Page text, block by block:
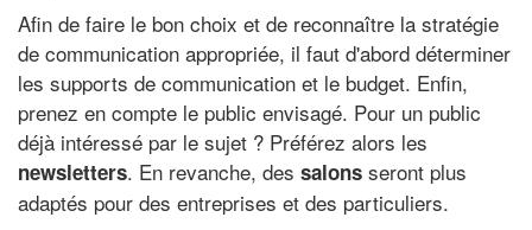
Afin de faire le bon choix et de reconnaître la stratégie
de communication appropriée, il faut d'abord déterminer
les supports de communication et le budget. Enfin,
prenez en compte le public envisagé. Pour un public
déjà intéressé par le sujet ? Préférez alors les
newsletters. En revanche, des salons seront plus
adaptés pour des entreprises et des particuliers.